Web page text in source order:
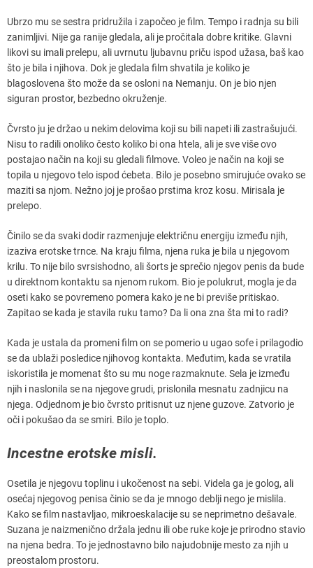
Ubrzo mu se sestra pridružila i započeo je film. Tempo i radnja su bili
zanimljivi. Nije ga ranije gledala, ali je pročitala dobre kritike. Glavni
likovi su imali prelepu, ali uvrnutu ljubavnu priču ispod užasa, baš kao
što je bila i njihova. Dok je gledala film shvatila je koliko je
blagoslovena što može da se osloni na Nemanju. On je bio njen
siguran prostor, bezbedno okruženje.
Čvrsto ju je držao u nekim delovima koji su bili napeti ili zastrašujući.
Nisu to radili onoliko često koliko bi ona htela, ali je sve više ovo
postajao način na koji su gledali filmove. Voleo je način na koji se
topila u njegovo telo ispod ćebeta. Bilo je posebno smirujuće ovako se
maziti sa njom. Nežno joj je prošao prstima kroz kosu. Mirisala je
prelepo.
Činilo se da svaki dodir razmenjuje električnu energiju između njih,
izaziva erotske trnce. Na kraju filma, njena ruka je bila u njegovom
krilu. To nije bilo svrsishodno, ali šorts je sprečio njegov penis da bude
u direktnom kontaktu sa njenom rukom. Bio je polukrut, mogla je da
oseti kako se povremeno pomera kako je ne bi previše pritiskao.
Zapitao se kada je stavila ruku tamo? Da li ona zna šta mi to radi?
Kada je ustala da promeni film on se pomerio u ugao sofe i prilagodio
se da ublaži posledice njihovog kontakta. Međutim, kada se vratila
iskoristila je momenat što su mu noge razmaknute. Sela je između
njih i naslonila se na njegove grudi, prislonila mesnatu zadnjicu na
njega. Odjednom je bio čvrsto pritisnut uz njene guzove. Zatvorio je
oči i pokušao da se smiri. Bilo je toplo.
Incestne erotske misli.
Osetila je njegovu toplinu i ukočenost na sebi. Videla ga je golog, ali
osećaj njegovog penisa činio se da je mnogo deblji nego je mislila.
Kako se film nastavljao, mikroeskalacije su se neprimetno dešavale.
Suzana je naizmenično držala jednu ili obe ruke koje je prirodno stavio
na njena bedra. To je jednostavno bilo najudobnije mesto za njih u
preostalom prostoru.